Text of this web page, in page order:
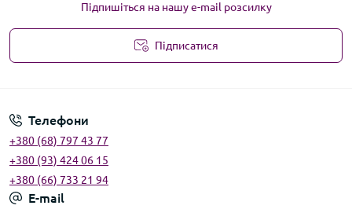
Підпишіться на нашу e-mail розсилку
Підписатися
Телефони
+380 (68) 797 43 77
+380 (93) 424 06 15
+380 (66) 733 21 94
E-mail